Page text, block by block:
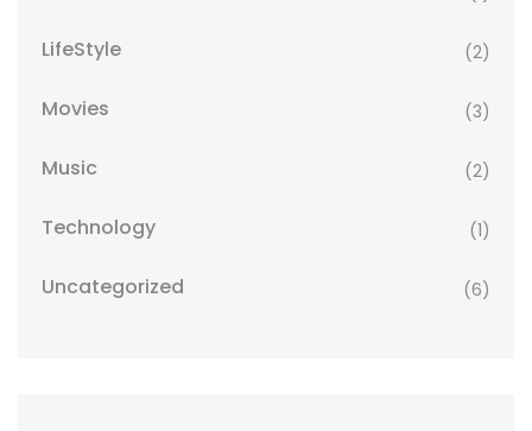
LifeStyle (2)
Movies (3)
Music (2)
Technology (1)
Uncategorized (6)